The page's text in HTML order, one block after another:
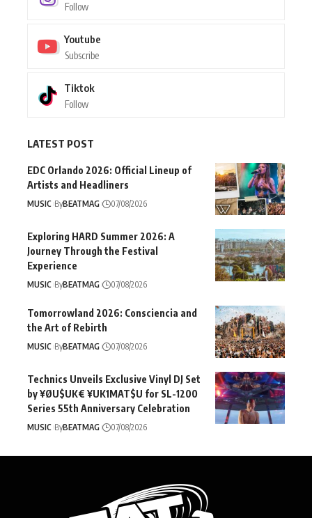
Follow
Youtube
Subscribe
Tiktok
Follow
LATEST POST
EDC Orlando 2026: Official Lineup of
Artists and Headliners
MUSIC ByBEATMAG 07/08/2026
Exploring HARD Summer 2026: A
Journey Through the Festival
Experience
MUSIC ByBEATMAG 07/08/2026
Tomorrowland 2026: Consciencia and
the Art of Rebirth
MUSIC ByBEATMAG 07/08/2026
Technics Unveils Exclusive Vinyl DJ Set
by ¥ØU$UK€ ¥UK1MAT$U for SL-1200
Series 55th Anniversary Celebration
MUSIC ByBEATMAG 07/08/2026